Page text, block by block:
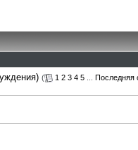
( 1 2 3 4 5 Последняя